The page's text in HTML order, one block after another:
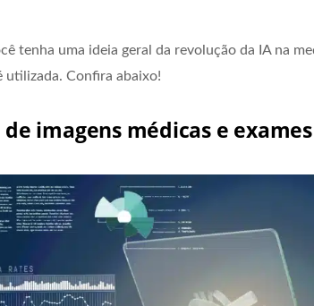
tenha uma ideia geral da revolução da IA na
utilizada. Confira abaixo!
imagens médicas e